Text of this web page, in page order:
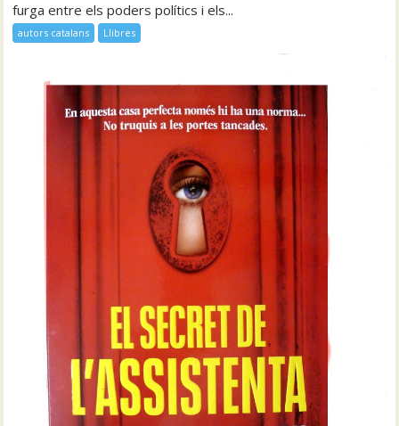
furga entre els poders polítics i els...
autors catalans Llibres